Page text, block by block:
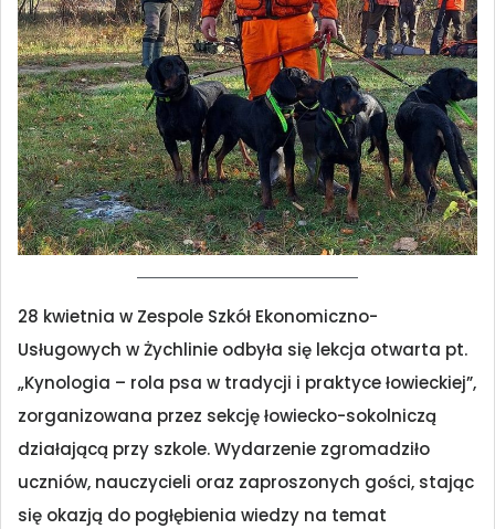
28 kwietnia w Zespole Szkół Ekonomiczno-
Usługowych w Żychlinie odbyła się lekcja otwarta pt.
„Kynologia – rola psa w tradycji i praktyce łowieckiej”,
zorganizowana przez sekcję łowiecko-sokolniczą
działającą przy szkole. Wydarzenie zgromadziło
uczniów, nauczycieli oraz zaproszonych gości, stając
się okazją do pogłębienia wiedzy na temat